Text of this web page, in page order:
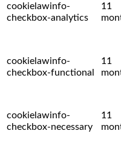
cookielawinfo-
checkbox-analytics
11
cookielawinfo-
checkbox-functional
11
cookielawinfo-
checkbox-necessary
11